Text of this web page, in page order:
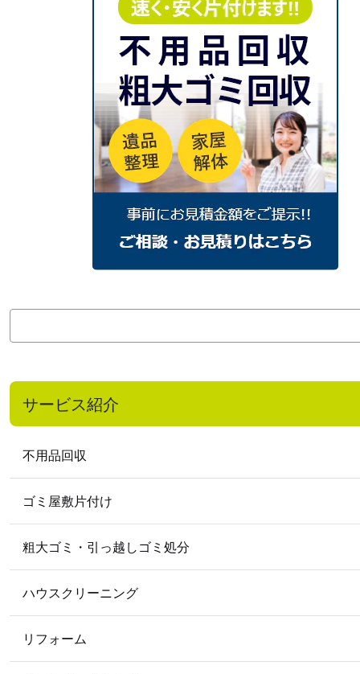
検
索
サービス紹介
不用品回収
ゴミ屋敷片付け
粗大ゴミ・引っ越しゴミ処分
ハウスクリーニング
リフォーム